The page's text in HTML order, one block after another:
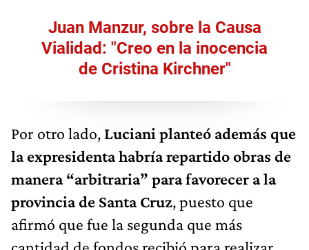
Juan Manzur, sobre la Causa
Vialidad: "Creo en la inocencia
de Cristina Kirchner"
Por otro lado, Luciani planteó además que
la expresidenta habría repartido obras de
manera “arbitraria” para favorecer a la
provincia de Santa Cruz, puesto que
afirmó que fue la segunda que más